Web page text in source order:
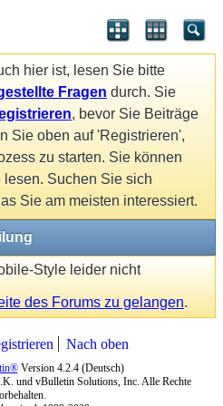
hier ist, lesen Sie bitte
Fragen durch. Sie
, bevor Sie Beiträge
Sie oben auf 'Registrieren',
zu starten. Sie können
Suchen Sie sich
Sie am meisten interessiert.
Style leider nicht
des Forums zu gelangen.
Nach oben
Version 4.2.4 (Deutsch)
und vBulletin Solutions, Inc. Alle Rechte